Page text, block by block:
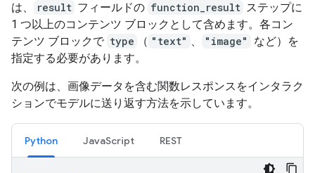
は、
result フィールドの function_result ステップに
1 つ以上のコンテンツ ブロックとして含めます。各コン
テンツ ブロックで type （ "text" 、 "image"
など）を
指定する必要があります。
次の例は、画像データを含む関数レスポンスをインタラク
ションでモデルに送り返す方法を示しています。
Python JavaScript REST